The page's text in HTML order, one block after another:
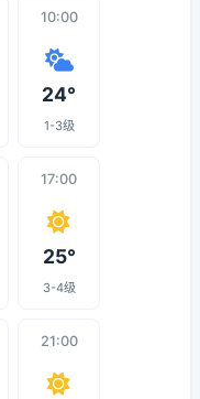
10:00
24°
1-3级
17:00
25°
3-4级
21:00